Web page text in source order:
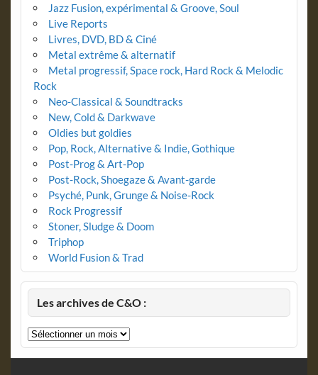
Jazz Fusion, expérimental & Groove, Soul
Live Reports
Livres, DVD, BD & Ciné
Metal extrême & alternatif
Metal progressif, Space rock, Hard Rock & Melodic
Rock
Neo-Classical & Soundtracks
New, Cold & Darkwave
Oldies but goldies
Pop, Rock, Alternative & Indie, Gothique
Post-Prog & Art-Pop
Post-Rock, Shoegaze & Avant-garde
Psyché, Punk, Grunge & Noise-Rock
Rock Progressif
Stoner, Sludge & Doom
Triphop
World Fusion & Trad
Les archives de C&O :
Les
archives